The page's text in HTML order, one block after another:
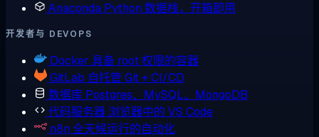
Anaconda Python 数据栈，开箱即用
开发者与 DEVOPS
Docker 具备 root 权限的容器
GitLab 自托管 Git + CI/CD
数据库 Postgres、MySQL、MongoDB
代码服务器 浏览器中的 VS Code
n8n 全天候运行的自动化